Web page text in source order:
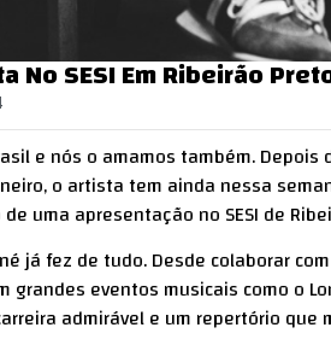
SESI Em Ribeirão
e nós o amamos também.
o artista tem ainda nessa
uma apresentação no SESI de
já fez de tudo. Desde colaborar
grandes eventos musicais como o
admirável e um repertório que